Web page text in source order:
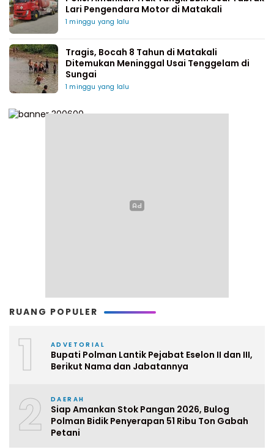
Lari Pengendara Motor di Matakali
1 minggu yang lalu
Tragis, Bocah 8 Tahun di Matakali
Ditemukan Meninggal Usai Tenggelam di
Sungai
1 minggu yang lalu
RUANG POPULER
1 ADVETORIAL
Bupati Polman Lantik Pejabat Eselon II dan III,
Berikut Nama dan Jabatannya
2 DAERAH
Siap Amankan Stok Pangan 2026, Bulog
Polman Bidik Penyerapan 51 Ribu Ton Gabah
Petani